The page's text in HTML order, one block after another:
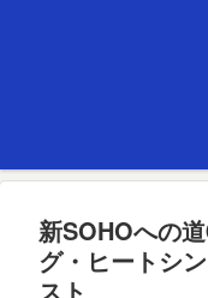
新SOHOへの
グ・ヒートシ
スト